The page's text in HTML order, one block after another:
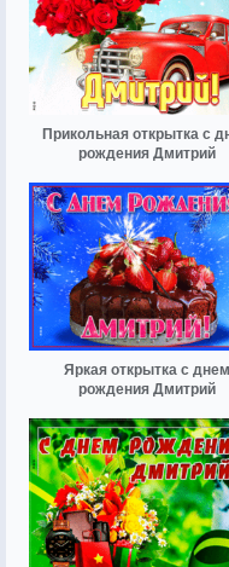
Прикольная открытка с
рождения Дмитрий
Яркая открытка с днем
рождения Дмитрий